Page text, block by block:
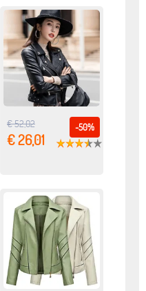
-50%
€ 52,02
€ 26,01